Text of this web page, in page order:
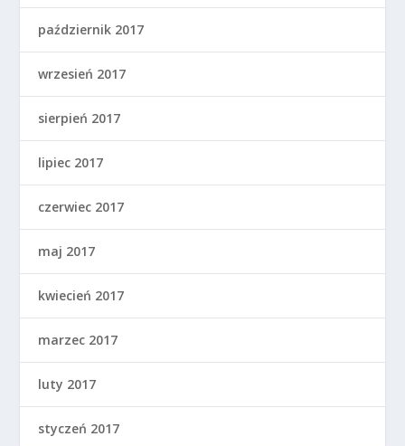
październik 2017
wrzesień 2017
sierpień 2017
lipiec 2017
czerwiec 2017
maj 2017
kwiecień 2017
marzec 2017
luty 2017
styczeń 2017